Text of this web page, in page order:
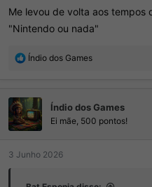
Me levou de volta aos tempos
"Nintendo ou nada"
R
ç
õ
e
s
Índio dos Games
Índio dos Games
Ei mãe, 500 pontos!
3 Junho 2026